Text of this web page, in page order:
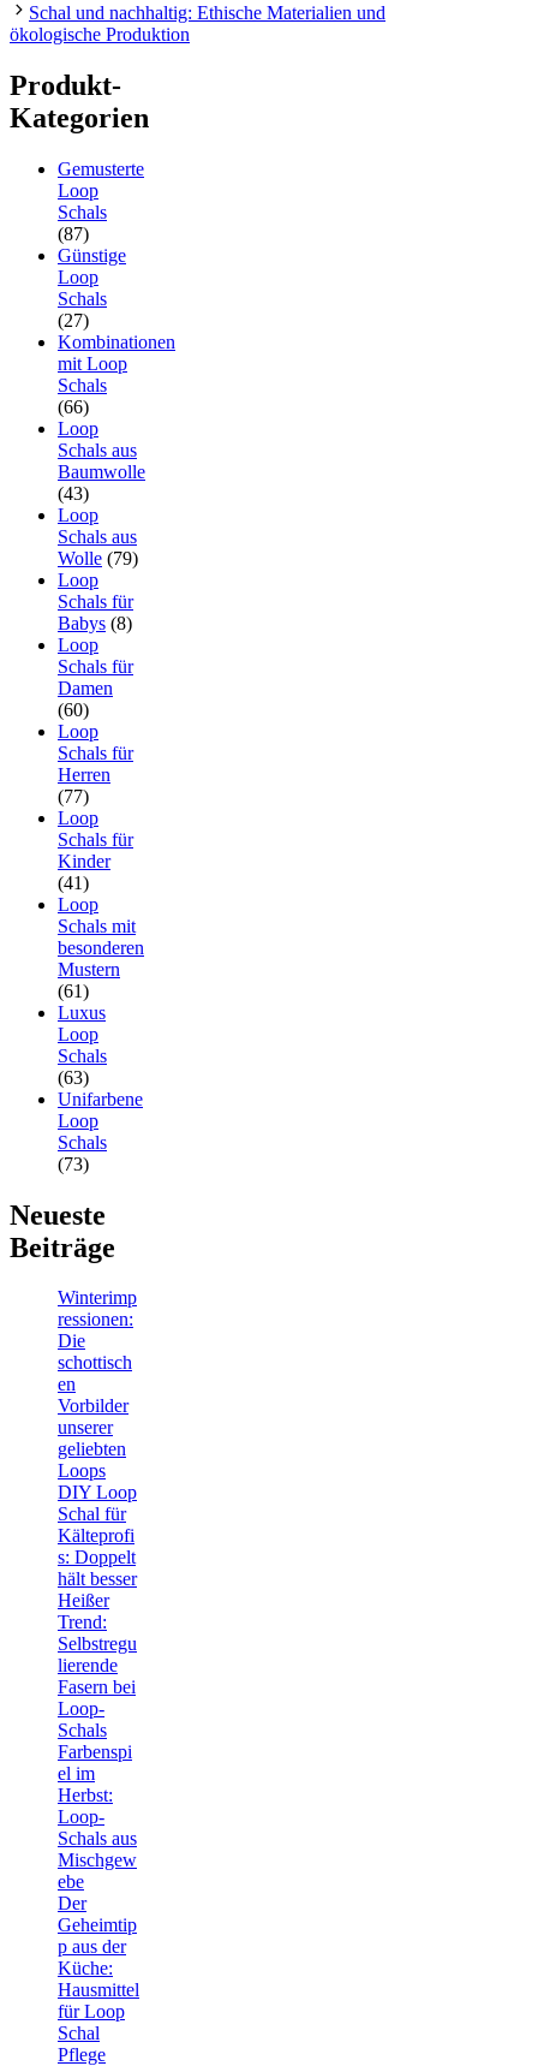
Schal und nachhaltig: Ethische Materialien und
ökologische Produktion
Produkt-
Kategorien
Gemusterte
Loop
Schals
(87)
Günstige
Loop
Schals
(27)
Kombinationen
mit Loop
Schals
(66)
Loop
Schals aus
Baumwolle
(43)
Loop
Schals aus
Wolle (79)
Loop
Schals für
Babys (8)
Loop
Schals für
Damen
(60)
Loop
Schals für
Herren
(77)
Loop
Schals für
Kinder
(41)
Loop
Schals mit
besonderen
Mustern
(61)
Luxus
Loop
Schals
(63)
Unifarbene
Loop
Schals
(73)
Neueste
Beiträge
Winterimp
ressionen:
Die
schottisch
en
Vorbilder
unserer
geliebten
Loops
DIY Loop
Schal für
Kälteprofi
s: Doppelt
hält besser
Heißer
Trend:
Selbstregu
lierende
Fasern bei
Loop-
Schals
Farbenspi
el im
Herbst:
Loop-
Schals aus
Mischgew
ebe
Der
Geheimtip
p aus der
Küche:
Hausmittel
für Loop
Schal
Pflege